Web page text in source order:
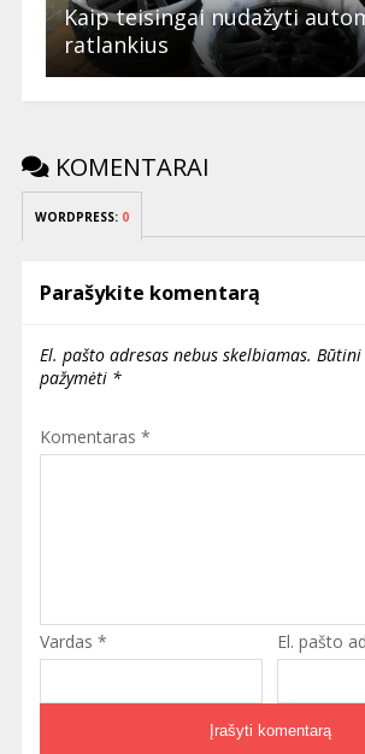
Kaip teisingai nudažyti
ratlankius
KOMENTARAI
WORDPRESS: 0
Parašykite komentarą
El. pašto adresas nebus skelbiamas.
pažymėti *
Komentaras *
Vardas * El. pašto